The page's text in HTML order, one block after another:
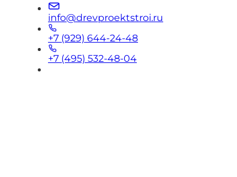
info@drevproektstroi.ru
+7 (929) 644-24-48
+7 (495) 532-48-04